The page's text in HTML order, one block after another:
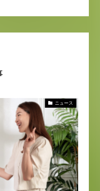
ニュース